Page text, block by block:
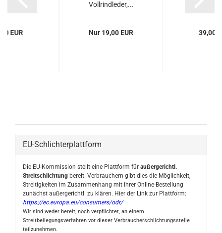
EUR
Vollrindleder,...
Nur 19,00 EUR 39,00
EU-Schlichterplattform
Die EU-Kommission stellt eine Plattform für außergerichtl.
Streitschlichtung bereit. Verbrauchern gibt dies die Möglichkeit,
Streitigkeiten im Zusammenhang mit ihrer Online-Bestellung
zunächst außergerichtl. zu klären. Hier der Link zur Plattform:
https://ec.europa.eu/consumers/odr/
Wir sind weder bereit, noch verpflichtet, an einem
Streitbeilegungsverfahren vor dieser Verbraucherschlichtungsstelle
teilzunehmen.